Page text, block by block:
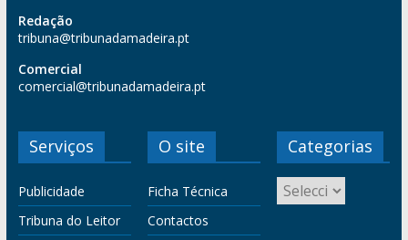
Redação
tribuna@tribunadamadeira.pt
Comercial
comercial@tribunadamadeira.pt
Serviços
Publicidade
Tribuna do Leitor
O site
Ficha Técnica
Contactos
Categorias